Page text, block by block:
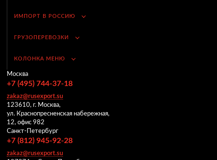
ИМПОРТ В РОССИЮ
ГРУЗОПЕРЕВОЗКИ
КОЛОНКА МЕНЮ
Москва
+7 (495) 744-37-18
zakaz@rusexport.su
123610, г. Москва,
ул. Краснопресненская набережная,
12, офис 982
Санкт-Петербург
+7 (812) 945-92-28
zakaz@rusexport.su